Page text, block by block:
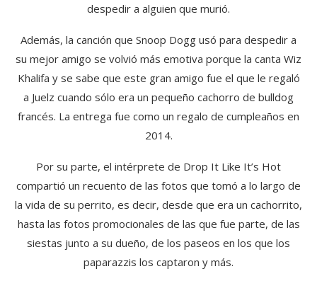
despedir a alguien que murió.
Además, la canción que Snoop Dogg usó para despedir a
su mejor amigo se volvió más emotiva porque la canta Wiz
Khalifa y se sabe que este gran amigo fue el que le regaló
a Juelz cuando sólo era un pequeño cachorro de bulldog
francés. La entrega fue como un regalo de cumpleaños en
2014.
Por su parte, el intérprete de Drop It Like It’s Hot
compartió un recuento de las fotos que tomó a lo largo de
la vida de su perrito, es decir, desde que era un cachorrito,
hasta las fotos promocionales de las que fue parte, de las
siestas junto a su dueño, de los paseos en los que los
paparazzis los captaron y más.